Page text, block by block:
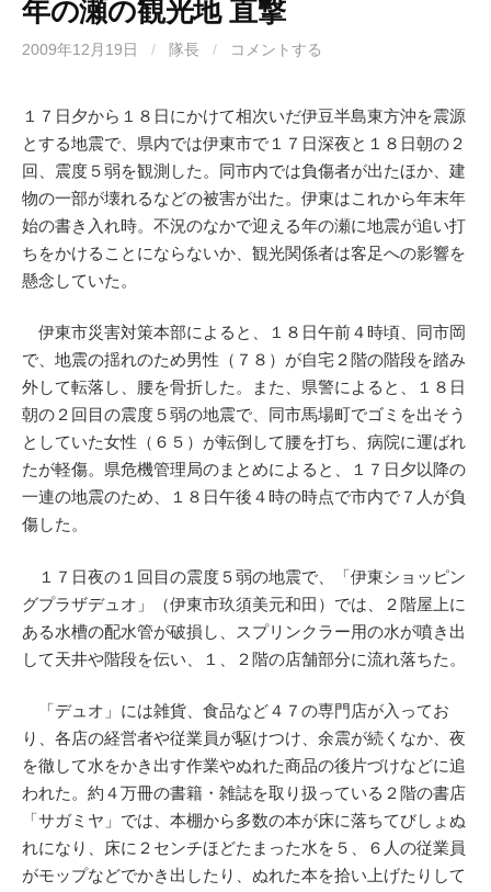
年の瀬の観光地 直撃
2009年12月19日 / 隊長 / コメントする
１７日夕から１８日にかけて相次いだ伊豆半島東方沖を震源
とする地震で、県内では伊東市で１７日深夜と１８日朝の２
回、震度５弱を観測した。同市内では負傷者が出たほか、建
物の一部が壊れるなどの被害が出た。伊東はこれから年末年
始の書き入れ時。不況のなかで迎える年の瀬に地震が追い打
ちをかけることにならないか、観光関係者は客足への影響を
懸念していた。
伊東市災害対策本部によると、１８日午前４時頃、同市岡
で、地震の揺れのため男性（７８）が自宅２階の階段を踏み
外して転落し、腰を骨折した。また、県警によると、１８日
朝の２回目の震度５弱の地震で、同市馬場町でゴミを出そう
としていた女性（６５）が転倒して腰を打ち、病院に運ばれ
たが軽傷。県危機管理局のまとめによると、１７日夕以降の
一連の地震のため、１８日午後４時の時点で市内で７人が負
傷した。
１７日夜の１回目の震度５弱の地震で、「伊東ショッピン
グプラザデュオ」（伊東市玖須美元和田）では、２階屋上に
ある水槽の配水管が破損し、スプリンクラー用の水が噴き出
して天井や階段を伝い、１、２階の店舗部分に流れ落ちた。
「デュオ」には雑貨、食品など４７の専門店が入ってお
り、各店の経営者や従業員が駆けつけ、余震が続くなか、夜
を徹して水をかき出す作業やぬれた商品の後片づけなどに追
われた。約４万冊の書籍・雑誌を取り扱っている２階の書店
「サガミヤ」では、本棚から多数の本が床に落ちてびしょぬ
れになり、床に２センチほどたまった水を５、６人の従業員
がモップなどでかき出したり、ぬれた本を拾い上げたりして